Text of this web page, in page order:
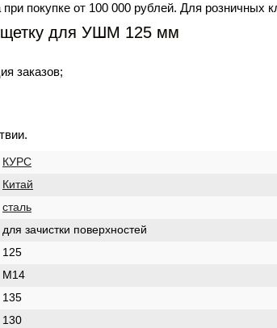
при покупке от 100 000 рублей. Для розничных
щетку для УШМ 125 мм
заказов;
КУРС
Китай
сталь
для зачистки поверхностей
125
М14
135
130